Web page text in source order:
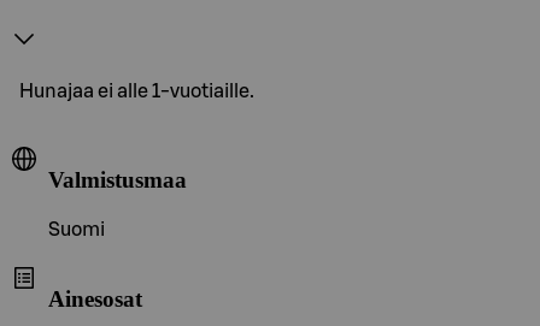
Hunajaa ei alle 1-vuotiaille.
Valmistusmaa
Suomi
Ainesosat